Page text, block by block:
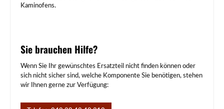
Kaminofens.
Sie brauchen Hilfe?
Wenn Sie Ihr gewünschtes Ersatzteil nicht finden können oder
sich nicht sicher sind, welche Komponente Sie benötigen, stehen
wir Ihnen gerne zur Verfügung: